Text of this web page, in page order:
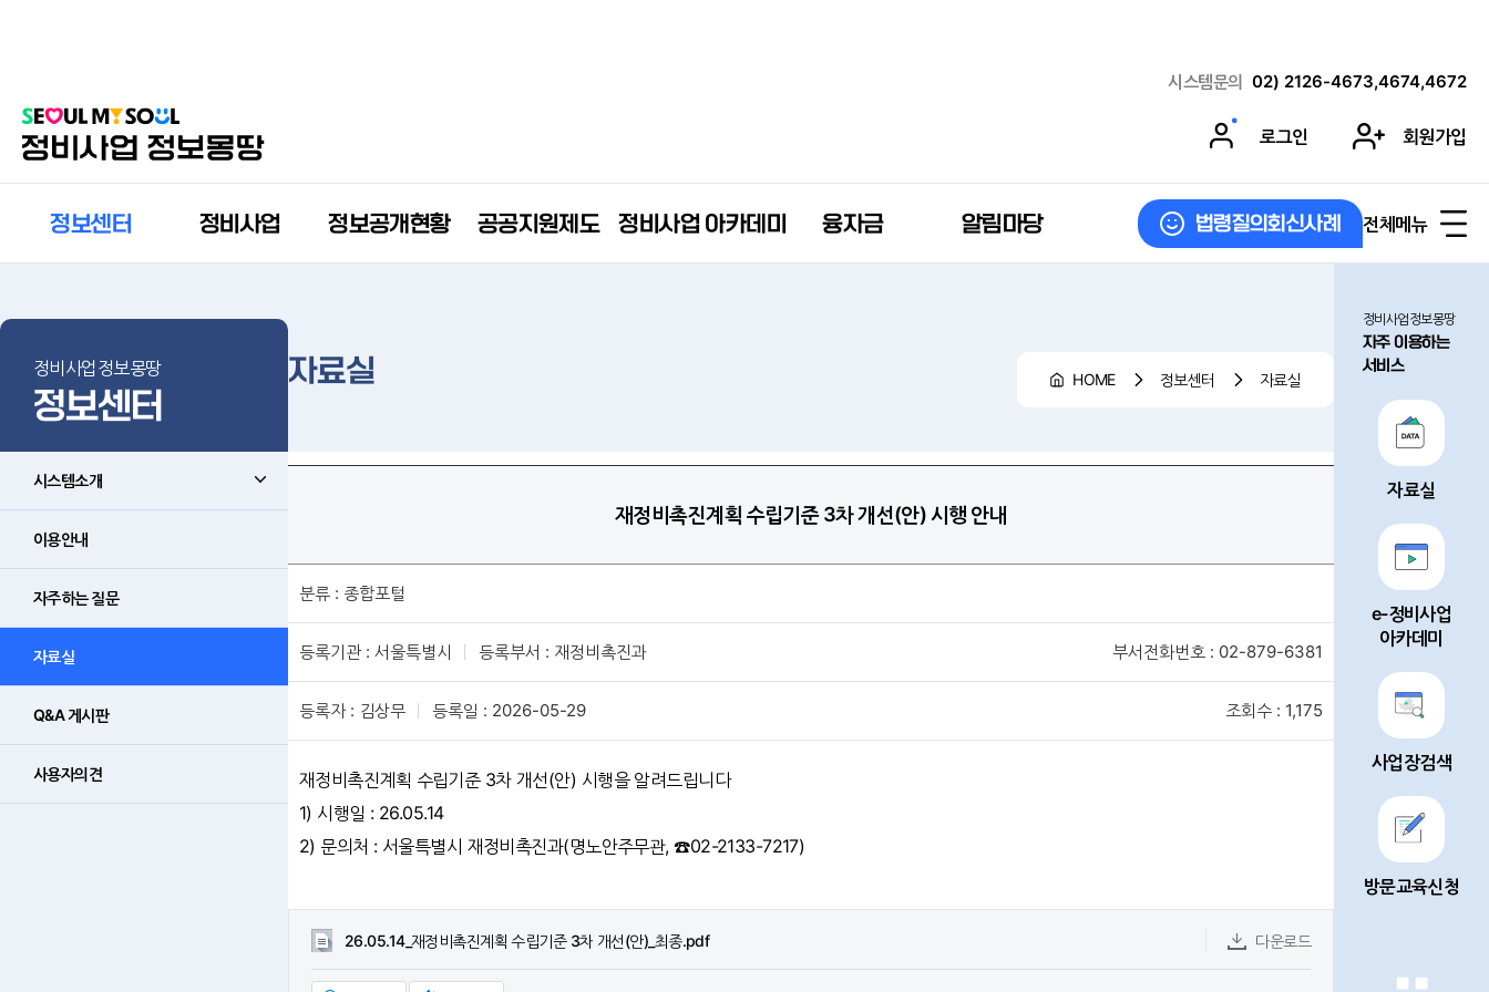
시스템문의 02) 2126-4673,4674,4672
로그인 회원가입
정보센터 정비사업 정보공개현황 공공지원제도 정비사업 아카데미 융자금 알림마당 법령질의회신사례 전체메뉴
정비사업정보몽땅
정보센터
시스템소개
이용안내
자주하는 질문
자료실
Q&A 게시판
사용자의견
자료실 HOME 정보센터 자료실
재정비촉진계획 수립기준 3차 개선(안) 시행 안내
분류 : 종합포털
등록기관 : 서울특별시 등록부서 : 재정비촉진과 부서전화번호 : 02-879-6381
등록자 : 김상무 등록일 : 2026-05-29 조회수 : 1,175
재정비촉진계획 수립기준 3차 개선(안) 시행을 알려드립니다
1) 시행일 : 26.05.14
2) 문의처 : 서울특별시 재정비촉진과(명노안주무관, ☎02-2133-7217)
26.05.14_재정비촉진계획 수립기준 3차 개선(안)_최종.pdf 다운로드
정비사업정보몽땅
자주 이용하는
서비스
자료실
e-정비사업
아카데미
사업장검색
방문교육신청